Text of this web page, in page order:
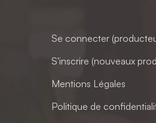
Se connecter
S'inscrire (nouveaux
Mentions Légales
Politique de